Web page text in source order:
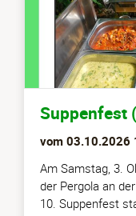
Suppenfest
vom 03.10.2026
Am Samstag, 3.
der Pergola an
10. Suppenfest